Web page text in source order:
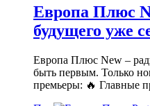
Европа Плюс
будущего уже
Европа Плюс New –
быть первым. Только
премьеры: 🔥 Главные